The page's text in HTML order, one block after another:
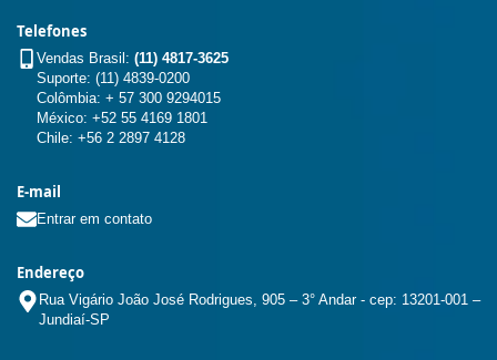
Telefones
Vendas Brasil: (11) 4817-3625
Suporte: (11) 4839-0200
Colômbia: + 57 300 9294015
México: +52 55 4169 1801
Chile: +56 2 2897 4128
E-mail
Entrar em contato
Endereço
Rua Vigário João José Rodrigues, 905 – 3° Andar - cep: 13201-001 –
Jundiaí-SP